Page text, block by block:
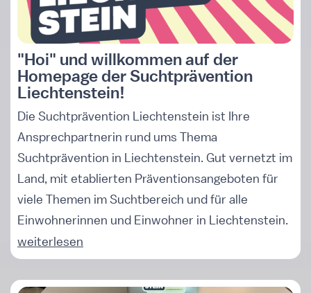
"Hoi" und willkommen auf der
Homepage der Suchtprävention
Liechtenstein!
Die Suchtprävention Liechtenstein ist Ihre
Ansprechpartnerin rund ums Thema
Suchtprävention in Liechtenstein. Gut vernetzt im
Land, mit etablierten Präventionsangeboten für
viele Themen im Suchtbereich und für alle
Einwohnerinnen und Einwohner in Liechtenstein.
weiterlesen